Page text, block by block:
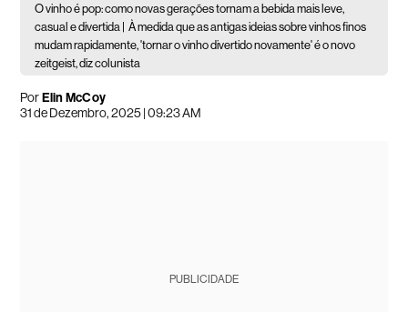
O vinho é pop: como novas gerações tornam a bebida mais leve,
casual e divertida | À medida que as antigas ideias sobre vinhos finos
mudam rapidamente, 'tornar o vinho divertido novamente' é o novo
zeitgeist, diz colunista
PorElin McCoy
31 de Dezembro, 2025 | 09:23 AM
PUBLICIDADE